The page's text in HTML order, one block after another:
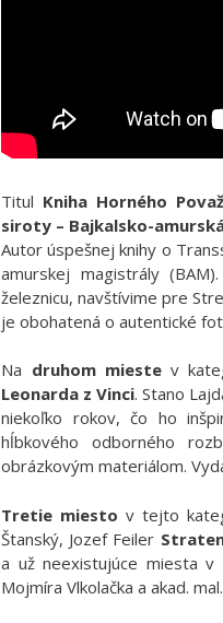
Titul Kniha Horného
siroty – Bajkalsko-
Autor úspešnej knihy o
amurskej magistrály
železnicu, navštívime pre
je obohatená o autentické
Na druhom miestev
Leonarda z Vinci. Stano
niekoľko rokov, čo ho
hĺbkového odborného
obrázkovým materiálom.
Tretie miesto v tejto
Štanský, Jozef Feiler
a už neexistujúce miesta v
Mojmíra Vlkolačka a akad.